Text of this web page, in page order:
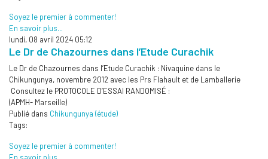
Soyez le premier à commenter!
En savoir plus...
lundi, 08 avril 2024 05:12
Le Dr de Chazournes dans l’Etude Curachik
Le Dr de Chazournes dans l’Etude Curachik : Nivaquine dans le
Chikungunya, novembre 2012 avec les Prs Flahault et de Lamballerie
Consultez le PROTOCOLE D’ESSAI RANDOMISÉ :
(APMH- Marseille)
Publié dans Chikungunya (étude)
Tags:
Soyez le premier à commenter!